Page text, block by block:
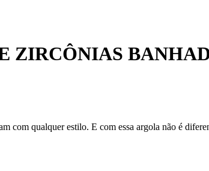
ZIRCÔNIAS
com qualquer estilo. E com essa argola não é